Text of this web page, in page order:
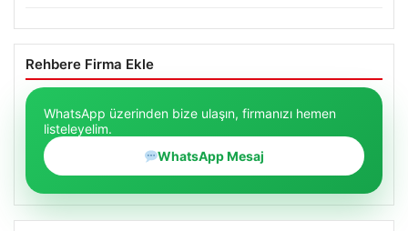
Rehbere Firma Ekle
WhatsApp üzerinden bize ulaşın, firmanızı hemen
listeleyelim.
WhatsApp Mesaj